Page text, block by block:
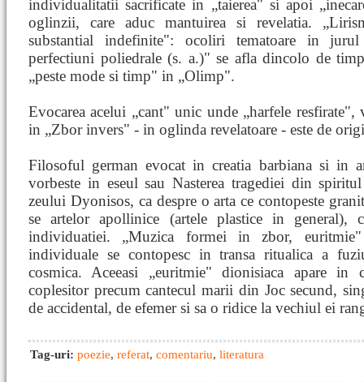
individualitatii sacrificate in „taierea" si apoi
oglinzii, care aduc mantuirea si revelatia.
substantial indefinite": ocoliri tematoare in
perfectiuni poliedrale (s. a.)" se afla dincolo de
„peste mode si timp" in „Olimp".
Evocarea acelui „cant" unic unde „harfele
in „Zbor invers" - in oglinda revelatoare - este de
Filosoful german evocat in creatia barbiana si in
vorbeste in eseul sau Nasterea tragediei din
zeului Dyonisos, ca despre o arta ce contopeste
se artelor apollinice (artele plastice in general),
individuatiei. „Muzica formei in zbor,
individuale se contopesc in transa ritualica a
cosmica. Aceeasi „euritmie" dionisiaca apare
coplesitor precum cantecul marii din Joc secund,
de accidental, de efemer si sa o ridice la vechiul ei
Tag-uri: poezie, referat, comentariu, literatura